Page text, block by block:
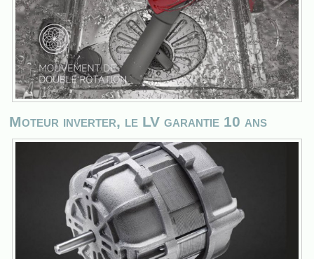
Moteur inverter, le LV garantie 10 ans